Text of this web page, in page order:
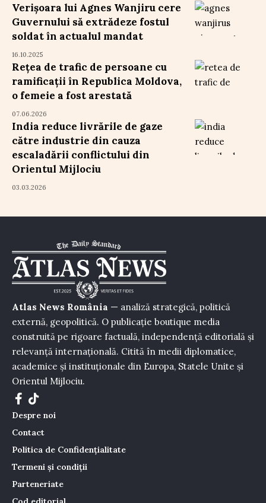
Verișoara lui Agnes Wanjiru cere
Guvernului să extrădeze fostul
soldat în actualul mandat
16.10.2025
Rețea de trafic de persoane cu
ramificații în Republica Moldova,
o femeie a fost arestată
07.06.2026
India reduce livrările de gaze
către industrie din cauza
escaladării conflictului din
Orientul Mijlociu
03.03.2026
Atlas News România — analiză strategică, politică
externă, geopolitică. O publicație boutique media
construită pe rigoare factuală, independență editorială și
relevanță internațională. Citită în medii diplomatice,
academice și instituționale din Europa, Statele Unite și
Orientul Mijlociu.
Despre noi
Contact
Politica de Confidențialitate
Termeni și condiții
Parteneriate